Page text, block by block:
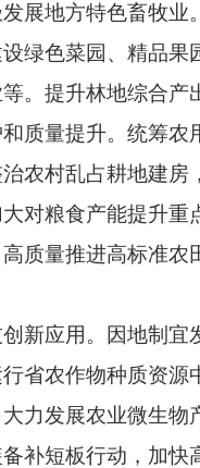
展地方特色畜牧
绿色菜园、精品
。提升林地综合产
量提升。统筹农
农村乱占耕地建房
对粮食产能提升
质量推进高标准
应用。因地制宜
省农作物种质资源
力发展农业微生
补短板行动，加